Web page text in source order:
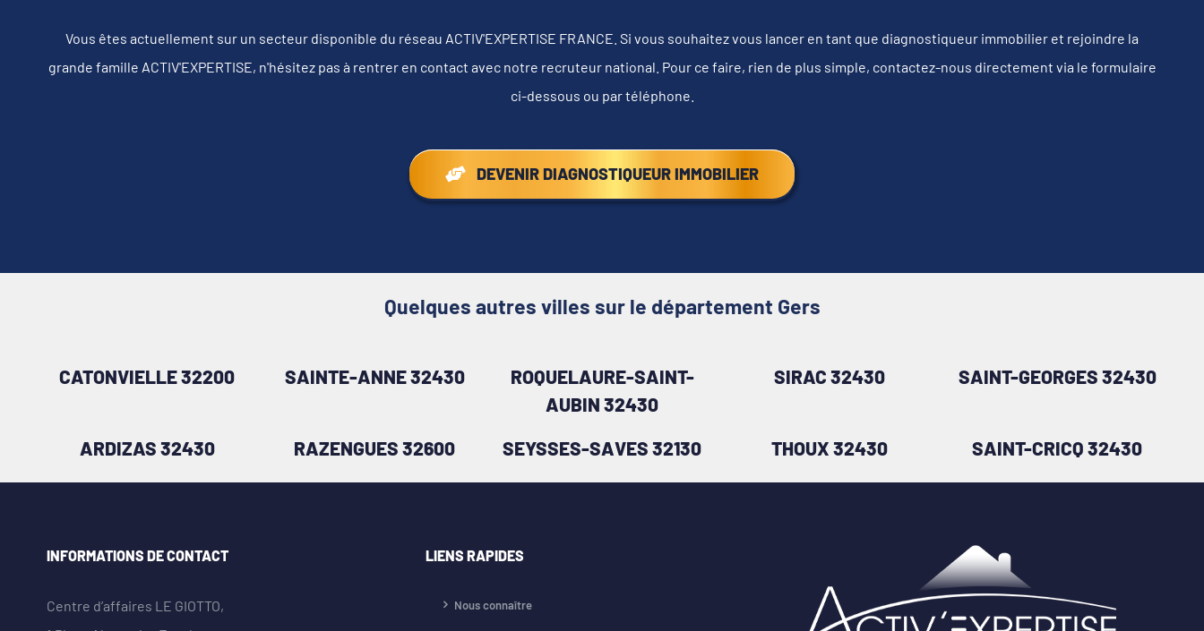
Vous êtes actuellement sur un secteur disponible du réseau ACTIV'EXPERTISE FRANCE. Si vous souhaitez vous lancer en tant que diagnostiqueur immobilier et rejoindre la
grande famille ACTIV'EXPERTISE, n'hésitez pas à rentrer en contact avec notre recruteur national. Pour ce faire, rien de plus simple, contactez-nous directement via le formulaire
ci-dessous ou par téléphone.
DEVENIR DIAGNOSTIQUEUR IMMOBILIER
Quelques autres villes sur le département Gers
CATONVIELLE 32200 SAINTE-ANNE 32430
ROQUELAURE-SAINT-
AUBIN 32430
SIRAC 32430 SAINT-GEORGES 32430
ARDIZAS 32430 RAZENGUES 32600 SEYSSES-SAVES 32130 THOUX 32430 SAINT-CRICQ 32430
INFORMATIONS DE CONTACT
Centre d’affaires LE GIOTTO,
LIENS RAPIDES
Nous connaître